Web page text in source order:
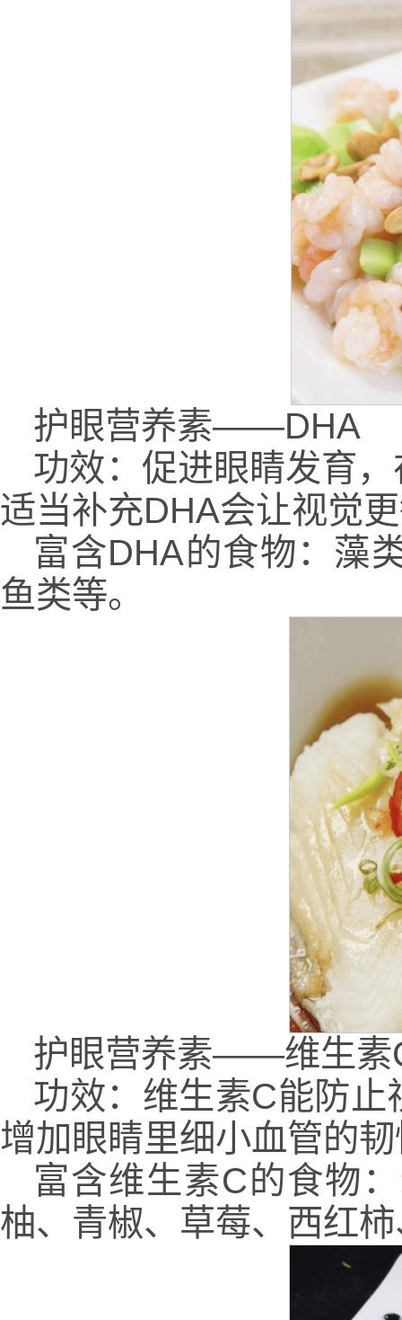
护眼营养素——DHA
功效：促进眼睛发育
适当补充DHA会让视觉
富含DHA的食物：藻
鱼类等。
护眼营养素——维生素
功效：维生素C能防
增加眼睛里细小血管的
富含维生素C的食物
柚、青椒、草莓、西红